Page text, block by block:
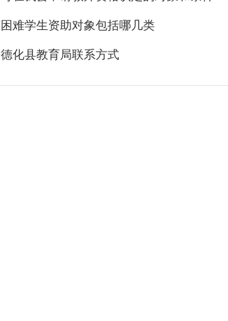
困难学生资助对象包括哪几类
德化县教育局联系方式